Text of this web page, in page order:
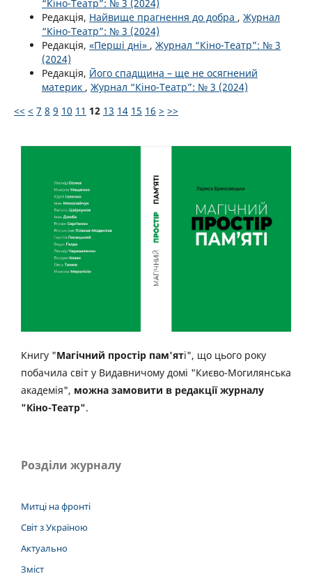
“Кіно-Театр”: № 3 (2024)
Редакція, Найвище прагнення до добра , Журнал
“Кіно-Театр”: № 3 (2024)
Редакція, «Перші дні» , Журнал “Кіно-Театр”: № 3
(2024)
Редакція, Його спадщина – ще не осягнений
материк , Журнал “Кіно-Театр”: № 3 (2024)
<< < 7 8 9 10 11 12 13 14 15 16 > >>
Книгу "Магічний простір пам'яті", що цього року
побачила світ у Видавничому домі "Києво-Могилянська
академія", можна замовити в редакції журналу
"Кіно-Театр".
Розділи журналу
Митці на фронті
Світ з Україною
Актуально
Зміст